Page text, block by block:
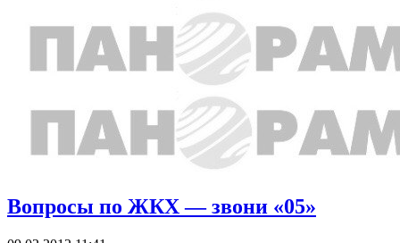
Вопросы по ЖКХ — звони «05»